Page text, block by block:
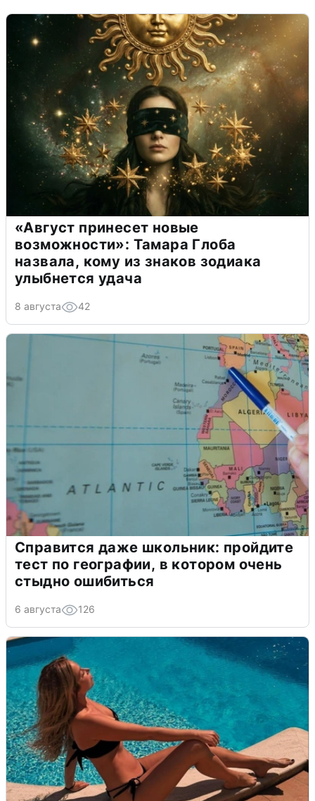
«Август принесет новые
возможности»: Тамара Глоба
назвала, кому из знаков зодиака
улыбнется удача
8 августа 42
Справится даже школьник: пройдите
тест по географии, в котором очень
стыдно ошибиться
6 августа 126